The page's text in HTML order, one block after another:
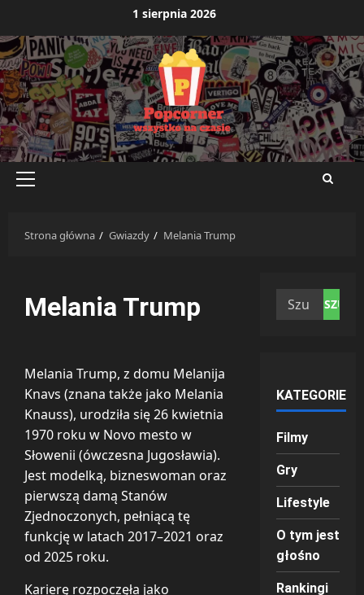
treści
1 sierpnia 2026
Menu
Strona główna Gwiazdy Melania Trump
Melania Trump
Melania Trump, z domu Melanija
Knavs (znana także jako Melania
Knauss), urodziła się 26 kwietnia
1970 roku w Novo mesto w
Słowenii (ówczesna Jugosławia).
Jest modelką, bizneswoman oraz
pierwszą damą Stanów
Zjednoczonych, pełniącą tę
funkcję w latach 2017–2021 oraz
od 2025 roku.
Karierę rozpoczęła jako
Szukaj:
KATEGORIE
Filmy
Gry
Lifestyle
O tym jest
głośno
Rankingi